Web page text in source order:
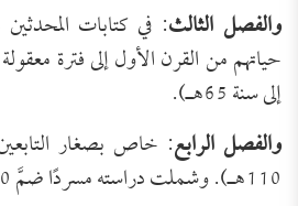
والفصل الثالث: في كتابات
حياتهم من القرن الأول إلى فترة
إلى سنة 65هـ).
والفصل الرابع
110هـ). وشملت دراسته مسردًا ضمَّ 500 محدثٍ